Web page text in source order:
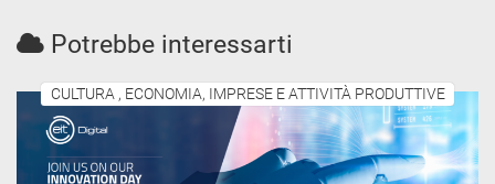
Potrebbe interessarti
CULTURA , ECONOMIA, IMPRESE E ATTIVITÀ PRODUTTIVE